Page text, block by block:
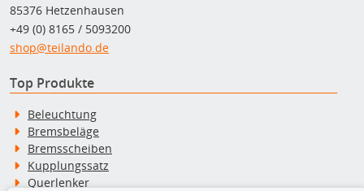
85376 Hetzenhausen
+49 (0) 8165 / 5093200
shop@teilando.de
Top Produkte
Beleuchtung
Bremsbeläge
Bremsscheiben
Kupplungssatz
Querlenker